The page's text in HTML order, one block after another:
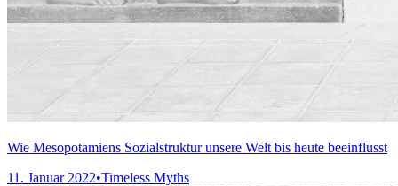
Wie Mesopotamiens Sozialstruktur unsere Welt bis heute beeinflusst
11. Januar 2022•Timeless Myths